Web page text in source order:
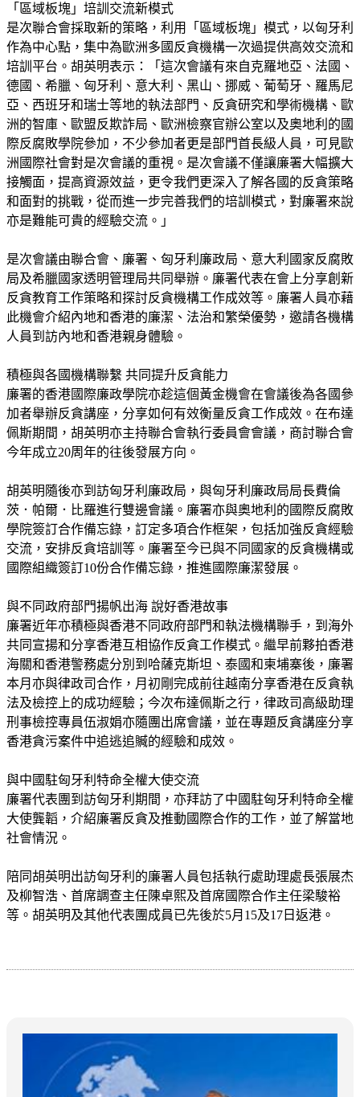
「區域板塊」培訓交流新模式
是次聯合會採取新的策略，利用「區域板塊」模式，以匈牙利
作為中心點，集中為歐洲多國反貪機構一次過提供高效交流和
培訓平台。胡英明表示：「這次會議有來自克羅地亞、法國、
德國、希臘、匈牙利、意大利、黑山、挪威、葡萄牙、羅馬尼
亞、西班牙和瑞士等地的執法部門、反貪研究和學術機構、歐
洲的智庫、歐盟反欺詐局、歐洲檢察官辦公室以及奧地利的國
際反腐敗學院參加，不少參加者更是部門首長級人員，可見歐
洲國際社會對是次會議的重視。是次會議不僅讓廉署大幅擴大
接觸面，提高資源效益，更令我們更深入了解各國的反貪策略
和面對的挑戰，從而進一步完善我們的培訓模式，對廉署來說
亦是難能可貴的經驗交流。」
是次會議由聯合會、廉署、匈牙利廉政局、意大利國家反腐敗
局及希臘國家透明管理局共同舉辦。廉署代表在會上分享創新
反貪教育工作策略和探討反貪機構工作成效等。廉署人員亦藉
此機會介紹內地和香港的廉潔、法治和繁榮優勢，邀請各機構
人員到訪內地和香港親身體驗。
積極與各國機構聯繫 共同提升反貪能力
廉署的香港國際廉政學院亦趁這個黃金機會在會議後為各國參
加者舉辦反貪講座，分享如何有效衡量反貪工作成效。在布達
佩斯期間，胡英明亦主持聯合會執行委員會會議，商討聯合會
今年成立20周年的往後發展方向。
胡英明隨後亦到訪匈牙利廉政局，與匈牙利廉政局局長費倫
茨．帕爾．比羅進行雙邊會議。廉署亦與奧地利的國際反腐敗
學院簽訂合作備忘錄，訂定多項合作框架，包括加強反貪經驗
交流，安排反貪培訓等。廉署至今已與不同國家的反貪機構或
國際組織簽訂10份合作備忘錄，推進國際廉潔發展。
與不同政府部門揚帆出海 說好香港故事
廉署近年亦積極與香港不同政府部門和執法機構聯手，到海外
共同宣揚和分享香港互相協作反貪工作模式。繼早前夥拍香港
海關和香港警務處分別到哈薩克斯坦、泰國和柬埔寨後，廉署
本月亦與律政司合作，月初剛完成前往越南分享香港在反貪執
法及檢控上的成功經驗；今次布達佩斯之行，律政司高級助理
刑事檢控專員伍淑娟亦隨團出席會議，並在專題反貪講座分享
香港貪污案件中追逃追贓的經驗和成效。
與中國駐匈牙利特命全權大使交流
廉署代表團到訪匈牙利期間，亦拜訪了中國駐匈牙利特命全權
大使龔韜，介紹廉署反貪及推動國際合作的工作，並了解當地
社會情況。
陪同胡英明出訪匈牙利的廉署人員包括執行處助理處長張展杰
及柳智浩、首席調查主任陳卓熙及首席國際合作主任梁駿裕
等。胡英明及其他代表團成員已先後於5月15及17日返港。